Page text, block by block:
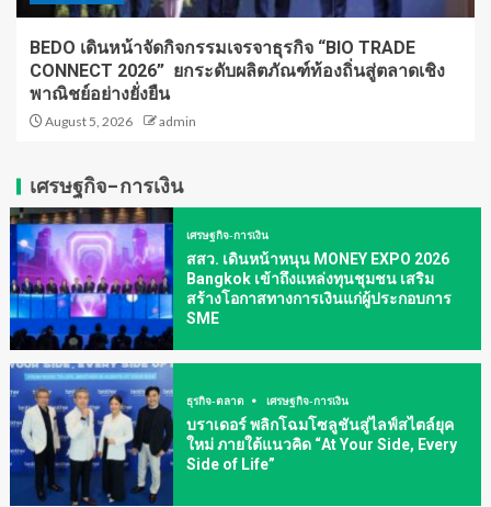
BEDO เดินหน้าจัดกิจกรรมเจรจาธุรกิจ “BIO TRADE
CONNECT 2026” ยกระดับผลิตภัณฑ์ท้องถิ่นสู่ตลาดเชิง
พาณิชย์อย่างยั่งยืน
August 5, 2026 admin
เศรษฐกิจ-การเงิน
เศรษฐกิจ-การเงิน
สสว. เดินหน้าหนุน MONEY EXPO 2026
Bangkok เข้าถึงแหล่งทุนชุมชน เสริม
สร้างโอกาสทางการเงินแก่ผู้ประกอบการ
SME
ธุรกิจ-ตลาด เศรษฐกิจ-การเงิน
บราเดอร์ พลิกโฉมโซลูชันสู่ไลฟ์สไตล์ยุค
ใหม่ ภายใต้แนวคิด “At Your Side, Every
Side of Life”